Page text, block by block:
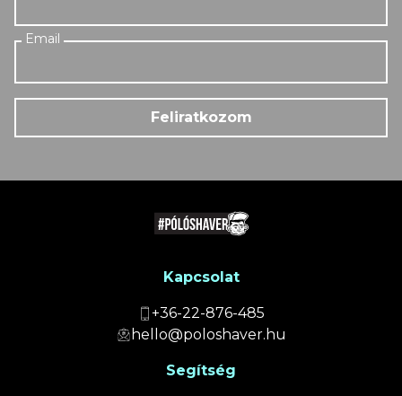
Feliratkozom
Kapcsolat
+36-22-876-485
hello@poloshaver.hu
Segítség